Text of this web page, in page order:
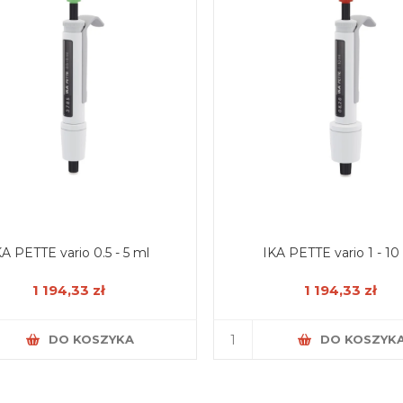
PETTE vario 0.5 - 5 ml
1 194,33 zł
DO KOSZYKA
IKA PETTE vario 1 -
1 194,33 zł
DO